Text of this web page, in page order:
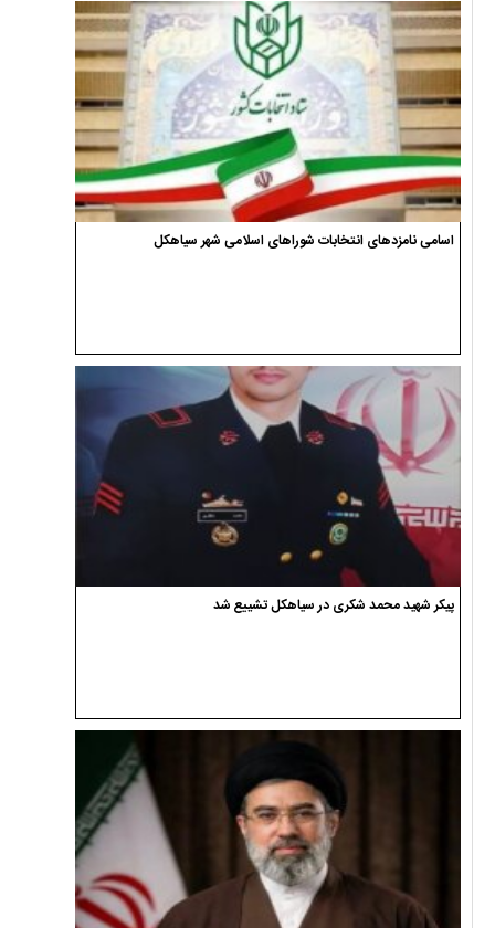
اسامی نامزدهای انتخابات شوراهای اسلامی شهر سیاهکل
پیکر شهید محمد شکری در سیاهکل تشییع شد